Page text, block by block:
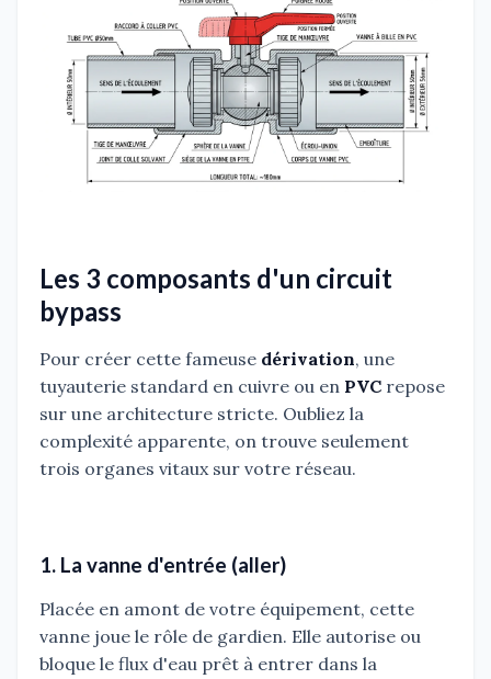
Les 3 composants d'un circuit
bypass
Pour créer cette fameuse dérivation, une
tuyauterie standard en cuivre ou en PVC repose
sur une architecture stricte. Oubliez la
complexité apparente, on trouve seulement
trois organes vitaux sur votre réseau.
1. La vanne d'entrée (aller)
Placée en amont de votre équipement, cette
vanne joue le rôle de gardien. Elle autorise ou
bloque le flux d'eau prêt à entrer dans la